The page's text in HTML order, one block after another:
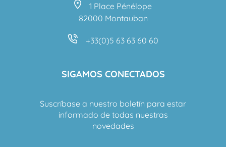
1 Place Pénélope
82000 Montauban
+33(0)5 63 63 60 60
SIGAMOS CONECTADOS
Suscríbase a nuestro boletín para estar
informado de todas nuestras
novedades